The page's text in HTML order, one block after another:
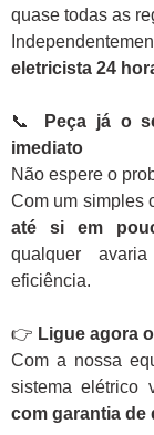
quase todas as
eletricista 24
📞
Peça já o
imediato
Não espere o
Com um simples
até si em
qualquer
eficiência.
👉 Ligue agora
Com a nossa
sistema elétrico
com garantia de